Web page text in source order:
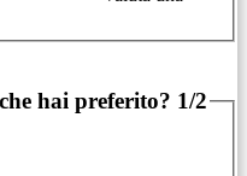
hai preferito? 1/2